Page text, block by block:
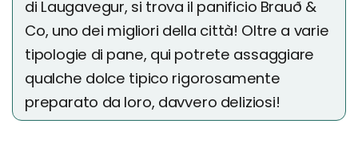
di Laugavegur, si trova il panificio Brauð &
Co, uno dei migliori della città! Oltre a varie
tipologie di pane, qui potrete assaggiare
qualche dolce tipico rigorosamente
preparato da loro, davvero deliziosi!